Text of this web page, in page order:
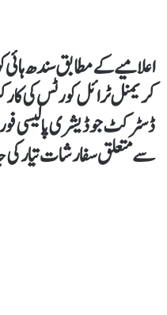
اعلامیے کے مطابق سندھ
کریمنل ٹرائل کورٹس کی
ڈسٹرکٹ جوڈیشری پالیسی
سے متعلق سفارشات تیار کی